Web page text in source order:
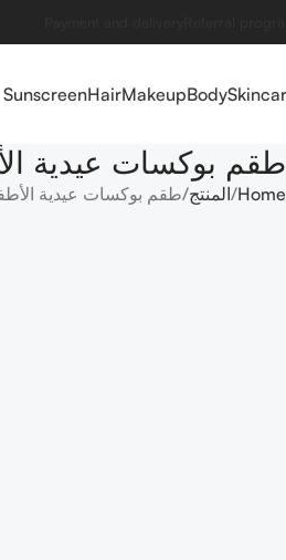
Body
Makeup
Hair
Sunscreen
طقم بوكسات عيدية الأطفال مع
Home المنتج طقم بوكسات عيدية الأطفال مع عجلة